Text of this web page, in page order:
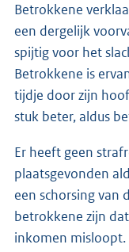
Betrokkene
een dergelijk
spijtig voor het
Betrokkene is
tijdje door zijn
stuk beter, aldus
Er heeft geen
plaatsgevonden
een schorsing van
betrokkene zijn
inkomen misloopt.